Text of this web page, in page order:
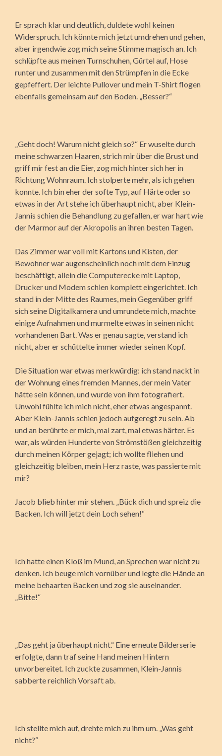
Er sprach klar und deutlich, duldete wohl keinen
Widerspruch. Ich könnte mich jetzt umdrehen und gehen,
aber irgendwie zog mich seine Stimme magisch an. Ich
schlüpfte aus meinen Turnschuhen, Gürtel auf, Hose
runter und zusammen mit den Strümpfen in die Ecke
gepfeffert. Der leichte Pullover und mein T-Shirt flogen
ebenfalls gemeinsam auf den Boden. „Besser?“
„Geht doch! Warum nicht gleich so?“ Er wuselte durch
meine schwarzen Haaren, strich mir über die Brust und
griff mir fest an die Eier, zog mich hinter sich her in
Richtung Wohnraum. Ich stolperte mehr, als ich gehen
konnte. Ich bin eher der softe Typ, auf Härte oder so
etwas in der Art stehe ich überhaupt nicht, aber Klein-
Jannis schien die Behandlung zu gefallen, er war hart wie
der Marmor auf der Akropolis an ihren besten Tagen.
Das Zimmer war voll mit Kartons und Kisten, der
Bewohner war augenscheinlich noch mit dem Einzug
beschäftigt, allein die Computerecke mit Laptop,
Drucker und Modem schien komplett eingerichtet. Ich
stand in der Mitte des Raumes, mein Gegenüber griff
sich seine Digitalkamera und umrundete mich, machte
einige Aufnahmen und murmelte etwas in seinen nicht
vorhandenen Bart. Was er genau sagte, verstand ich
nicht, aber er schüttelte immer wieder seinen Kopf.
Die Situation war etwas merkwürdig: ich stand nackt in
der Wohnung eines fremden Mannes, der mein Vater
hätte sein können, und wurde von ihm fotografiert.
Unwohl fühlte ich mich nicht, eher etwas angespannt.
Aber Klein-Jannis schien jedoch aufgeregt zu sein. Ab
und an berührte er mich, mal zart, mal etwas härter. Es
war, als würden Hunderte von Strömstößen gleichzeitig
durch meinen Körper gejagt; ich wollte fliehen und
gleichzeitig bleiben, mein Herz raste, was passierte mit
mir?
Jacob blieb hinter mir stehen. „Bück dich und spreiz die
Backen. Ich will jetzt dein Loch sehen!“
Ich hatte einen Kloß im Mund, an Sprechen war nicht zu
denken. Ich beuge mich vornüber und legte die Hände an
meine behaarten Backen und zog sie auseinander.
„Bitte!“
„Das geht ja überhaupt nicht.“ Eine erneute Bilderserie
erfolgte, dann traf seine Hand meinen Hintern
unvorbereitet. Ich zuckte zusammen, Klein-Jannis
sabberte reichlich Vorsaft ab.
Ich stellte mich auf, drehte mich zu ihm um. „Was geht
nicht?“